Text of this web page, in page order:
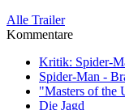
Alle Trailer
Kommentare
Kritik: Spider-
Spider-Man -
"Masters of the
Die Jagd